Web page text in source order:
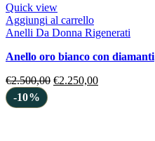
Quick view
Aggiungi al carrello
Anelli Da Donna Rigenerati
anello oro bianco con diamanti
€2.500,00 €2.250,00
-10%